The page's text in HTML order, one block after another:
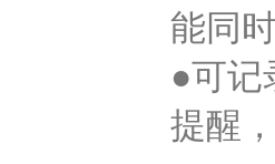
能同
●可记
提醒